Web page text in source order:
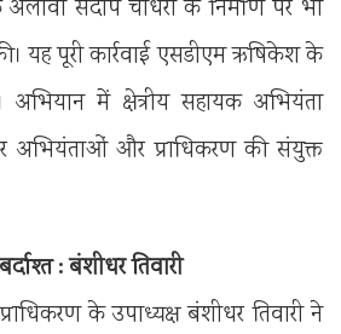
संदीप चौधरी के निर्माण पर भी
यह पूरी कार्रवाई एसडीएम ऋषिकेश के
में क्षेत्रीय सहायक अभियंता
अभियंताओं और प्राधिकरण की संयुक्त
: बंशीधर तिवारी
के उपाध्यक्ष बंशीधर तिवारी ने